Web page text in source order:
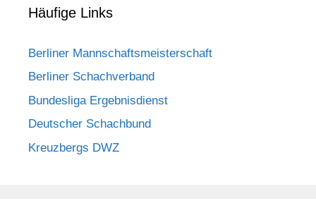
Häufige Links
Berliner Mannschaftsmeisterschaft
Berliner Schachverband
Bundesliga Ergebnisdienst
Deutscher Schachbund
Kreuzbergs DWZ